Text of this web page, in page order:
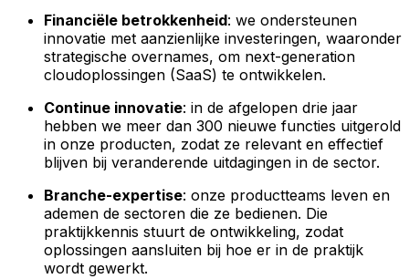
Financiële betrokkenheid: we ondersteunen
innovatie met aanzienlijke investeringen, waaronder
strategische overnames, om next-generation
cloudoplossingen (SaaS) te ontwikkelen.
Continue innovatie: in de afgelopen drie jaar
hebben we meer dan 300 nieuwe functies uitgerold
in onze producten, zodat ze relevant en effectief
blijven bij veranderende uitdagingen in de sector.
Branche-expertise: onze productteams leven en
ademen de sectoren die ze bedienen. Die
praktijkkennis stuurt de ontwikkeling, zodat
oplossingen aansluiten bij hoe er in de praktijk
wordt gewerkt.